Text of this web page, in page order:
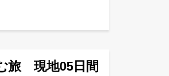
旅 現地05日間